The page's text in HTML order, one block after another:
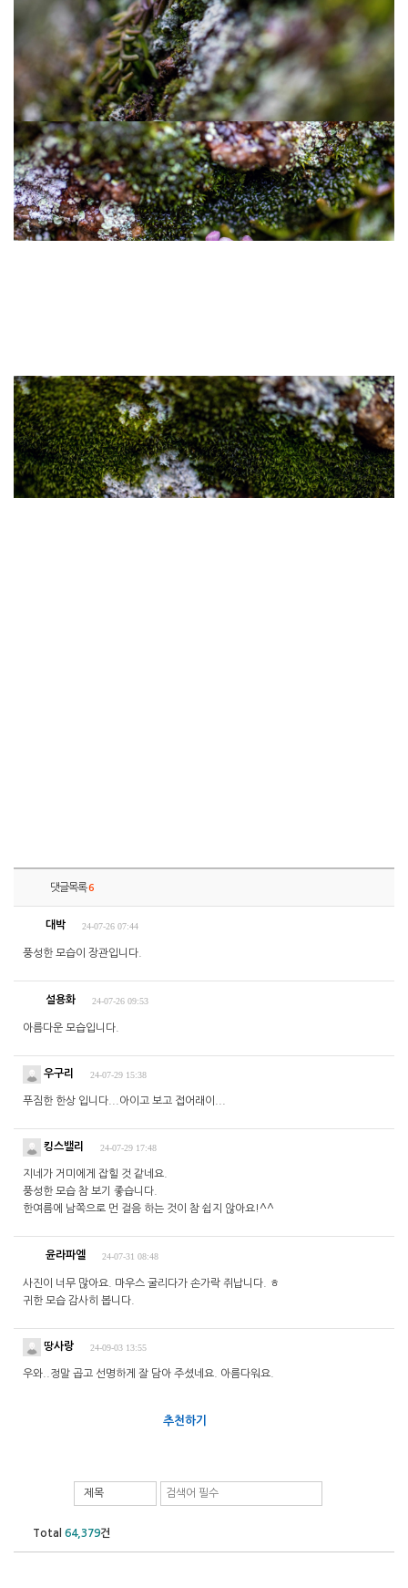
댓글목록6
대박 24-07-26 07:44
풍성한 모습이 장관입니다.
설용화 24-07-26 09:53
아름다운 모습입니다.
우구리 24-07-29 15:38
푸짐한 한상 입니다...아이고 보고 접어래이...
킹스밸리 24-07-29 17:48
지네가 거미에게 잡힐 것 같네요.
풍성한 모습 참 보기 좋습니다.
한여름에 남쪽으로 먼 걸음 하는 것이 참 쉽지 않아요!^^
윤라파엘 24-07-31 08:48
사진이 너무 많아요. 마우스 굴리다가 손가락 쥐납니다. ㅎ
귀한 모습 감사히 봅니다.
땅사랑 24-09-03 13:55
우와..정말 곱고 선명하게 잘 담아 주셨네요. 아름다워요.
추천하기
제목
Total 64,379건